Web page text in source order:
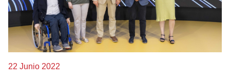
22 Junio 2022